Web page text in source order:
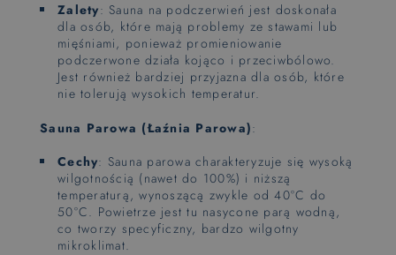
Zalety: Sauna na podczerwień jest doskonała
dla osób, które mają problemy ze stawami lub
mięśniami, ponieważ promieniowanie
podczerwone działa kojąco i przeciwbólowo.
Jest również bardziej przyjazna dla osób, które
nie tolerują wysokich temperatur.
Sauna Parowa (Łaźnia Parowa):
Cechy: Sauna parowa charakteryzuje się wysoką
wilgotnością (nawet do 100%) i niższą
temperaturą, wynoszącą zwykle od 40°C do
50°C. Powietrze jest tu nasycone parą wodną,
co tworzy specyficzny, bardzo wilgotny
mikroklimat.